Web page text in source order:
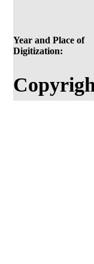
Year and Place of
Digitization: